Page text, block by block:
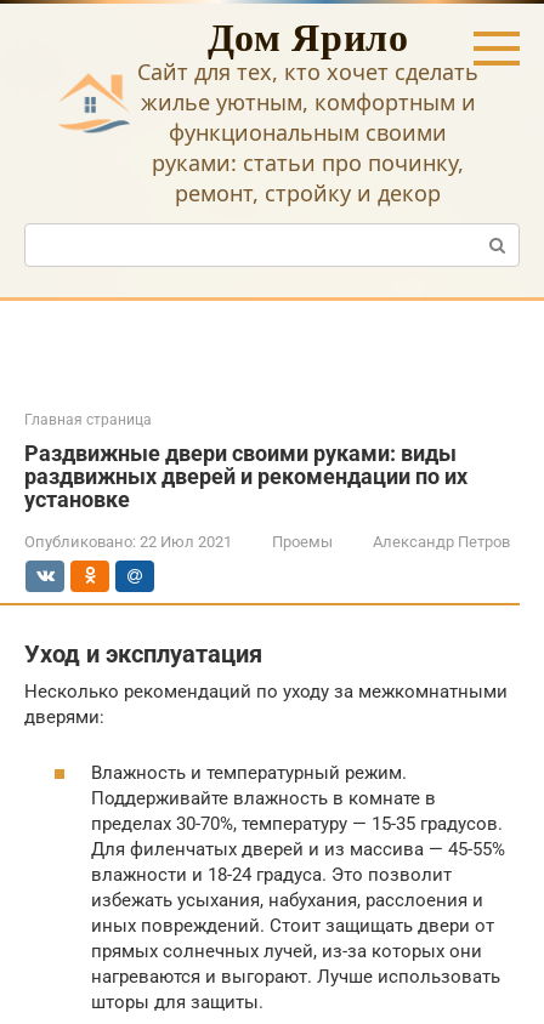
Перейти
Дом Ярило
Сайт для тех, кто хочет сделать
жилье уютным, комфортным и
функциональным своими
руками: статьи про починку,
ремонт, стройку и декор
Поиск:
Главная страница
Раздвижные двери своими руками: виды
раздвижных дверей и рекомендации по их
установке
Опубликовано: 22 Июл 2021 Проемы Александр Петров
Уход и эксплуатация
Несколько рекомендаций по уходу за межкомнатными
дверями:
Влажность и температурный режим.
Поддерживайте влажность в комнате в
пределах 30-70%, температуру — 15-35 градусов.
Для филенчатых дверей и из массива — 45-55%
влажности и 18-24 градуса. Это позволит
избежать усыхания, набухания, расслоения и
иных повреждений. Стоит защищать двери от
прямых солнечных лучей, из-за которых они
нагреваются и выгорают. Лучше использовать
шторы для защиты.